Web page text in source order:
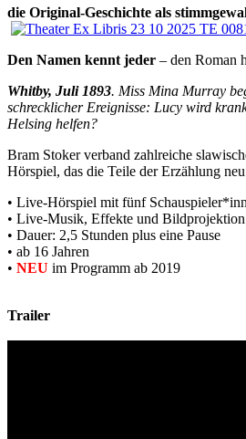
die Original-Geschichte als
Den Namen kennt jeder – den Roman
Whitby, Juli 1893. Miss Mina Murray
schrecklicher Ereignisse: Lucy wird
Helsing helfen?
Bram Stoker verband zahlreiche
Hörspiel, das die Teile der Erzählung
• Live-Hörspiel mit fünf
• Live-Musik, Effekte und Bildprojektion
• Dauer: 2,5 Stunden plus eine Pause
• ab 16 Jahren
• NEU im Programm ab 2019
Trailer